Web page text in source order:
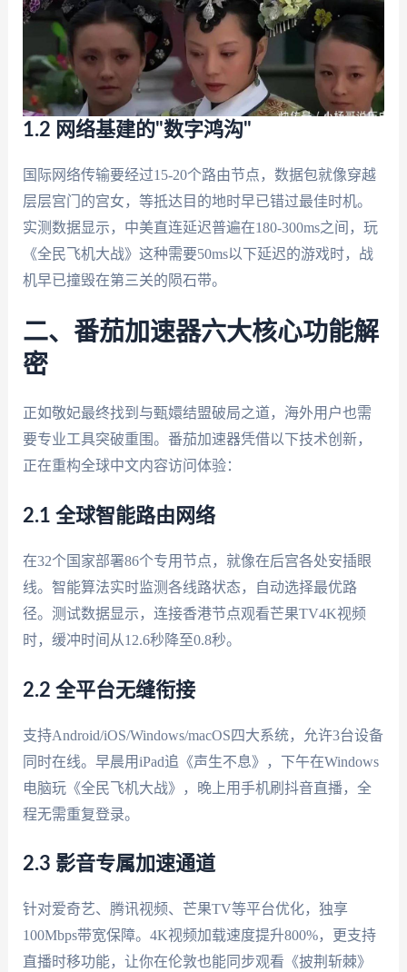
1.2 网络基建的"数字鸿沟"
国际网络传输要经过15-20个路由节点，数据包就像穿越
层层宫门的宫女，等抵达目的地时早已错过最佳时机。
实测数据显示，中美直连延迟普遍在180-300ms之间，玩
《全民飞机大战》这种需要50ms以下延迟的游戏时，战
机早已撞毁在第三关的陨石带。
二、番茄加速器六大核心功能解
密
正如敬妃最终找到与甄嬛结盟破局之道，海外用户也需
要专业工具突破重围。番茄加速器凭借以下技术创新，
正在重构全球中文内容访问体验：
2.1 全球智能路由网络
在32个国家部署86个专用节点，就像在后宫各处安插眼
线。智能算法实时监测各线路状态，自动选择最优路
径。测试数据显示，连接香港节点观看芒果TV4K视频
时，缓冲时间从12.6秒降至0.8秒。
2.2 全平台无缝衔接
支持Android/iOS/Windows/macOS四大系统，允许3台设备
同时在线。早晨用iPad追《声生不息》，下午在Windows
电脑玩《全民飞机大战》，晚上用手机刷抖音直播，全
程无需重复登录。
2.3 影音专属加速通道
针对爱奇艺、腾讯视频、芒果TV等平台优化，独享
100Mbps带宽保障。4K视频加载速度提升800%，更支持
直播时移功能，让你在伦敦也能同步观看《披荆斩棘》